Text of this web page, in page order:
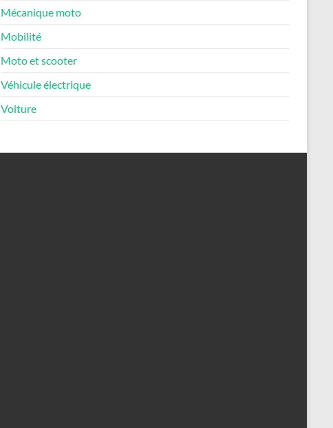
Mécanique moto
Mobilité
Moto et scooter
Véhicule électrique
Voiture